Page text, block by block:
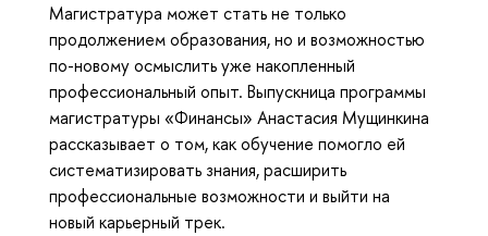
Магистратура может стать не только
продолжением образования, но и возможностью
по-новому осмыслить уже накопленный
профессиональный опыт. Выпускница программы
магистратуры «Финансы» Анастасия Мущинкина
рассказывает о том, как обучение помогло ей
систематизировать знания, расширить
профессиональные возможности и выйти на
новый карьерный трек.